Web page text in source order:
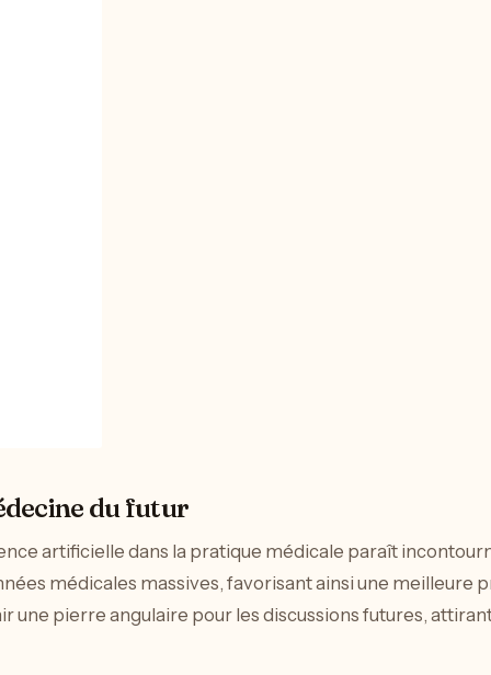
du futur
artificielle dans la pratique médicale paraît
médicales massives, favorisant ainsi une
pierre angulaire pour les discussions futures,